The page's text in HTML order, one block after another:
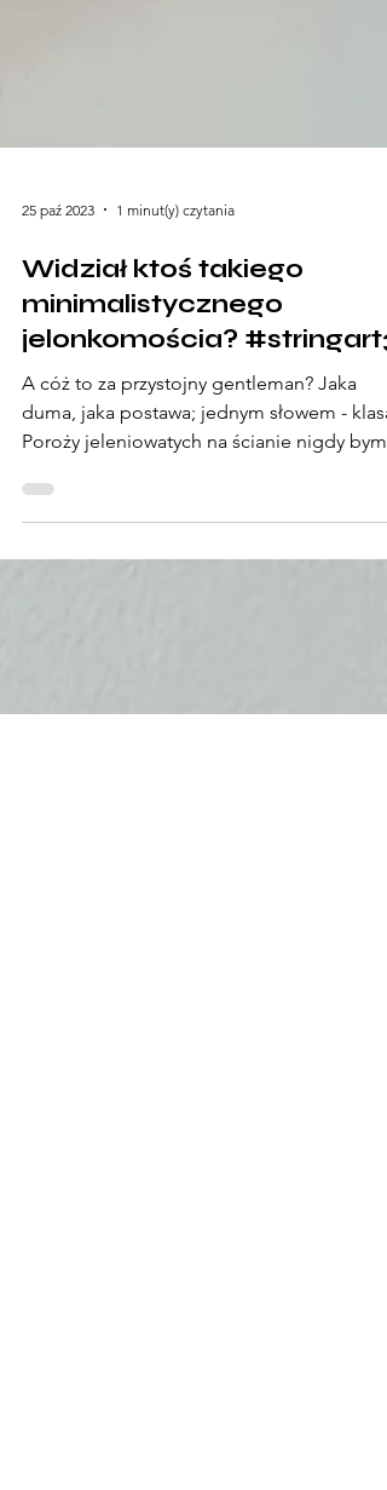
25 paź 2023 1 minut(y) czytania
Widział ktoś takiego
minimalistycznego
jelonkomościa? #stringart3
A cóż to za przystojny gentleman? Jaka
duma, jaka postawa; jednym słowem - klasa.
Poroży jeleniowatych na ścianie nigdy bym